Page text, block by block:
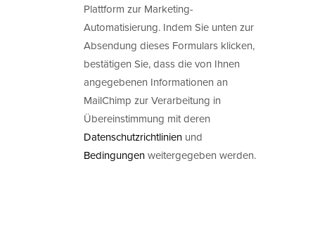
Plattform zur Marketing-
Automatisierung. Indem Sie unten zur
Absendung dieses Formulars klicken,
bestätigen Sie, dass die von Ihnen
angegebenen Informationen an
MailChimp zur Verarbeitung in
Übereinstimmung mit deren
Datenschutzrichtlinien und
Bedingungenweitergegeben werden.